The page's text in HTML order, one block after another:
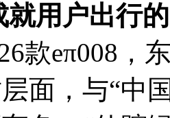
用户出行
eπ008，
面，与“中